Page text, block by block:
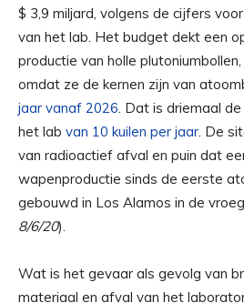
$ 3,9 miljard, volgens de cijfers
van het lab. Het budget dekt een
productie van holle
omdat ze de kernen zijn van
jaar vanaf 2026. Dat is driemaal
het lab van 10 kuilen per jaar. De
van radioactief afval en puin dat
wapenproductie sinds de eerste
gebouwd in Los Alamos in de
8/6/20).
Wat is het gevaar als gevolg van
materiaal en afval van het